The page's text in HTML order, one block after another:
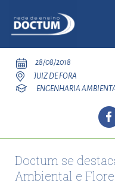
28/08/2018
JUIZ DE FORA
ENGENHARIA
Doctum se
Ambiental e